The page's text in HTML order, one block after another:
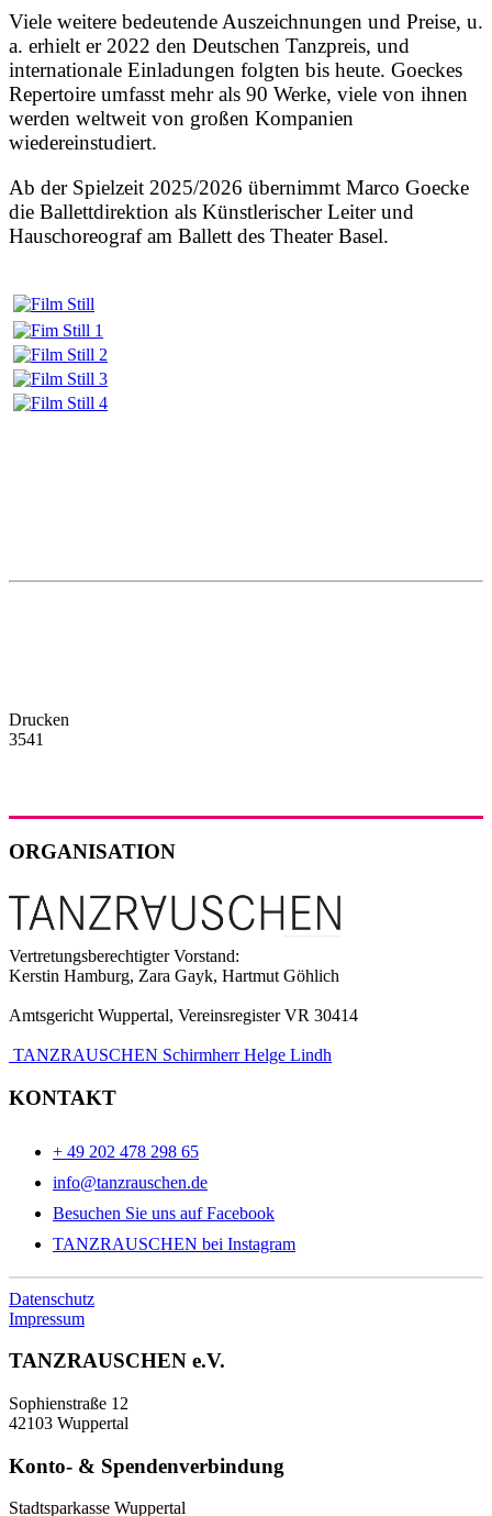
Viele weitere bedeutende Auszeichnungen und Preise, u.
a. erhielt er 2022 den Deutschen Tanzpreis, und
internationale Einladungen folgten bis heute. Goeckes
Repertoire umfasst mehr als 90 Werke, viele von ihnen
werden weltweit von großen Kompanien
wiedereinstudiert.
Ab der Spielzeit 2025/2026 übernimmt Marco Goecke
die Ballettdirektion als Künstlerischer Leiter und
Hauschoreograf am Ballett des Theater Basel.
Drucken
3541
ORGANISATION
Vertretungsberechtigter Vorstand:
Kerstin Hamburg, Zara Gayk, Hartmut Göhlich
Amtsgericht Wuppertal, Vereinsregister VR 30414
TANZRAUSCHEN Schirmherr Helge Lindh
KONTAKT
+ 49 202 478 298 65
info@tanzrauschen.de
Besuchen Sie uns auf Facebook
TANZRAUSCHEN bei Instagram
Datenschutz
Impressum
TANZRAUSCHEN e.V.
Sophienstraße 12
42103 Wuppertal
Konto- & Spendenverbindung
Stadtsparkasse Wuppertal